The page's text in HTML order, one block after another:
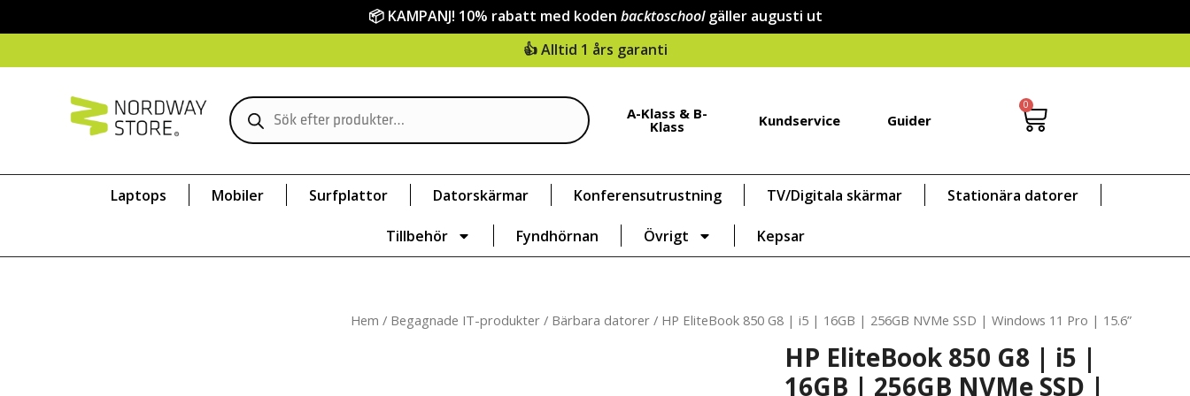
📦 KAMPANJ! 10% rabatt med koden backtoschool gäller augusti ut
👍 Alltid 1 års garanti
A-Klass & B-
Klass Kundservice Guider
0
Laptops Mobiler Surfplattor Datorskärmar Konferensutrustning TV/Digitala skärmar Stationära datorer
Tillbehör Fyndhörnan Övrigt Kepsar
Hem / Begagnade IT-produkter / Bärbara datorer / HP EliteBook 850 G8 | i5 | 16GB | 256GB NVMe SSD | Windows 11 Pro | 15.6”
HP EliteBook 850 G8 | i5 |
16GB | 256GB NVMe SSD |